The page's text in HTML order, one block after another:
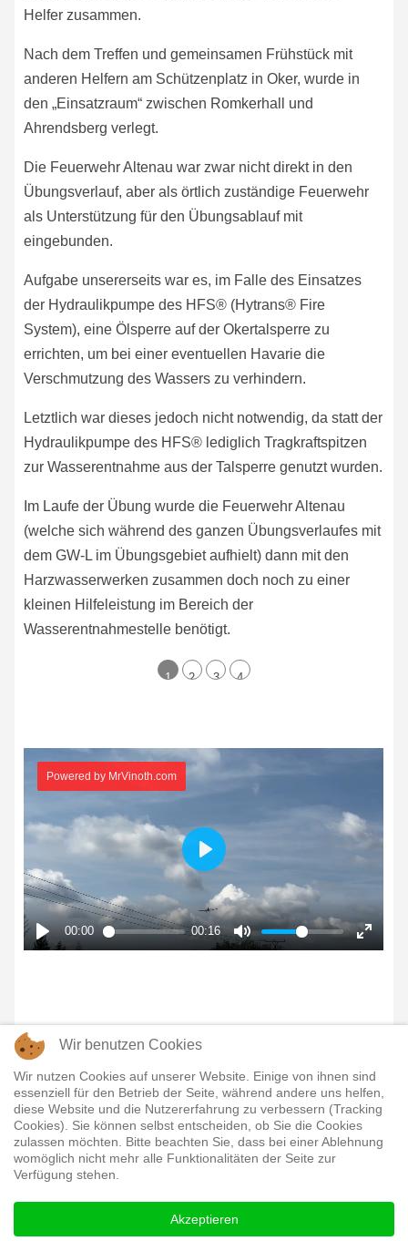
Helfer zusammen.
Nach dem Treffen und gemeinsamen Frühstück mit
anderen Helfern am Schützenplatz in Oker, wurde in
den „Einsatzraum“ zwischen Romkerhall und
Ahrendsberg verlegt.
Die Feuerwehr Altenau war zwar nicht direkt in den
Übungsverlauf, aber als örtlich zuständige Feuerwehr
als Unterstützung für den Übungsablauf mit
eingebunden.
Aufgabe unsererseits war es, im Falle des Einsatzes
der Hydraulikpumpe des HFS® (Hytrans® Fire
System), eine Ölsperre auf der Okertalsperre zu
errichten, um bei einer eventuellen Havarie die
Verschmutzung des Wassers zu verhindern.
Letztlich war dieses jedoch nicht notwendig, da statt der
Hydraulikpumpe des HFS® lediglich Tragkraftspitzen
zur Wasserentnahme aus der Talsperre genutzt wurden.
Im Laufe der Übung wurde die Feuerwehr Altenau
(welche sich während des ganzen Übungsverlaufes mit
dem GW-L im Übungsgebiet aufhielt) dann mit den
Harzwasserwerken zusammen doch noch zu einer
kleinen Hilfeleistung im Bereich der
Wasserentnahmestelle benötigt.
1 2 3 4
Share it:
Vorheriger Beitrag: Oktoberfest 2024
Zurück Nächster
Weiter
Markus
Wir benutzen Cookies
Wir nutzen Cookies auf unserer Website. Einige von ihnen sind
essenziell für den Betrieb der Seite, während andere uns helfen,
diese Website und die Nutzererfahrung zu verbessern (Tracking
Cookies). Sie können selbst entscheiden, ob Sie die Cookies
zulassen möchten. Bitte beachten Sie, dass bei einer Ablehnung
womöglich nicht mehr alle Funktionalitäten der Seite zur
Verfügung stehen.
Akzeptieren